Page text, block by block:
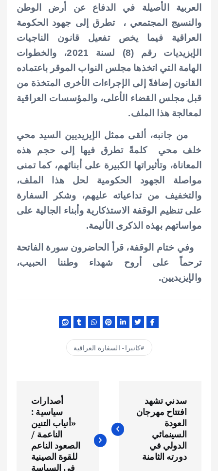
العربية الأصيلة في الدفاع عن أرض الوطن
والنسيج المجتمعي ، تطرق إلى جهود الحكومة
العراقية فيما يخص تفعيل قانون الناجيات
الإيزيديات رقم (8) لسنة 2021، والخطوات
الهامة التي اتخذها مجلس النواب الموقر باعتماده
القانون إضافةً إلى الإجراءات الأخرى المتخذة من
قبل مجلس القضاء الأعلى، والمؤسسات العراقية
لمعالجة هذا الملف.
من جانبه، ألقى ممثل الإيزيديين السيد محي
خلف محي كلمةً تطرق فيها إلى حجم هذه
المعاناة، وتأثيراتها الكبيرة على أبنائهم، كما تمنى
مواصلة الجهود الحكومية لحل هذا الملف،
والتخفيف من تداعياته عليهم، وشكر السفارة
على تنظيم الوقفة الاستذكارية وأبناء الجالية على
مواساتهم بهذه الذكرى الأليمة.
وفي ختام الوقفة، قرأ الحاضرون سورة الفاتحة
ترحماً على أروح شهداء وطننا الحبيب،
والإيزيديين.
كانبرا - السفارة العراقية
ص
سدني تشهد
افتتاح مهرجان
العودة
السينمائي
الدولي في
دورته الثامنة
أصدارات
سياسية :
«أنياب التنين
الناعمة /
الصعود الناعم
للقوة الصينية
في السياسة